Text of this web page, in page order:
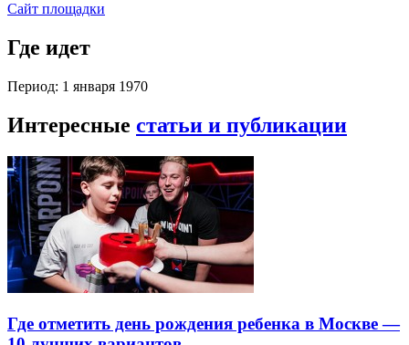
Сайт площадки
Где идет
Период: 1 января 1970
Интересные статьи и публикации
Где отметить день рождения ребенка в Москве —